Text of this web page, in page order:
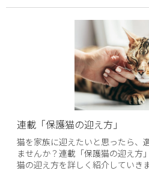
連載「保護猫の迎え方」
猫を家族に迎えたいと思ったら、
ませんか？連載「保護猫の迎え方
猫の迎え方を詳しく紹介していきま